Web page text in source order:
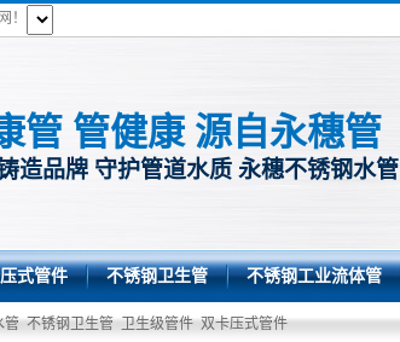
！
管 管健康 源自永穗管
造品牌 守护管道水质 永穗不锈钢水管
式管件 不锈钢卫生管 不锈钢工业流体管
管 不锈钢卫生管 卫生级管件 双卡压式管件